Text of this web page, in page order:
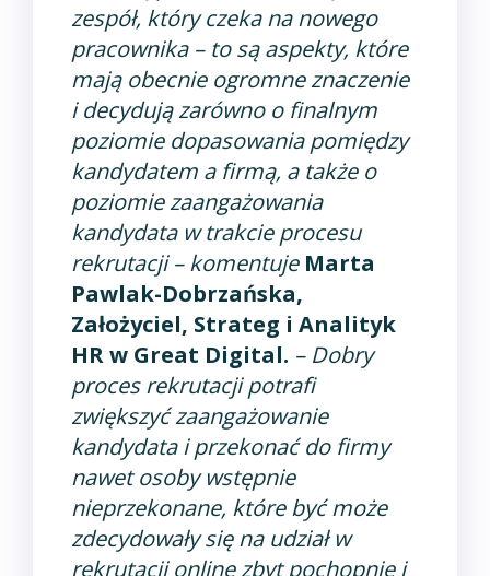
zespół, który czeka na nowego
pracownika – to są aspekty, które
mają obecnie ogromne znaczenie
i decydują zarówno o finalnym
poziomie dopasowania pomiędzy
kandydatem a firmą, a także o
poziomie zaangażowania
kandydata w trakcie procesu
rekrutacji– komentuje Marta
Pawlak-Dobrzańska,
Założyciel, Strateg i Analityk
HR w Great Digital. – Dobry
proces rekrutacji potrafi
zwiększyć zaangażowanie
kandydata i przekonać do firmy
nawet osoby wstępnie
nieprzekonane, które być może
zdecydowały się na udział w
rekrutacji online zbyt pochopnie i